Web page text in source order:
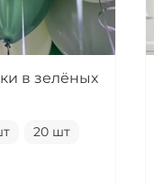
в зелёных
20 шт